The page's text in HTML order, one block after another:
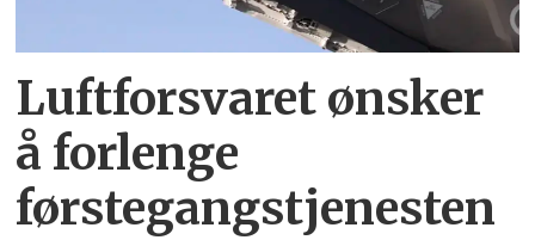
Luftforsvaret ønsker
å forlenge
førstegangstjenesten